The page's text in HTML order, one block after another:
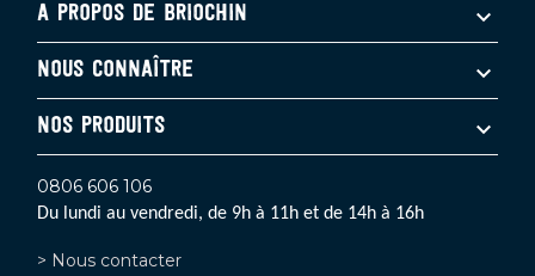
A PROPOS DE BRIOCHIN
NOUS CONNAÎTRE
NOS PRODUITS
0806 606 106
Du lundi au vendredi, de 9h à 11h et de 14h à 16h
> Nous contacter